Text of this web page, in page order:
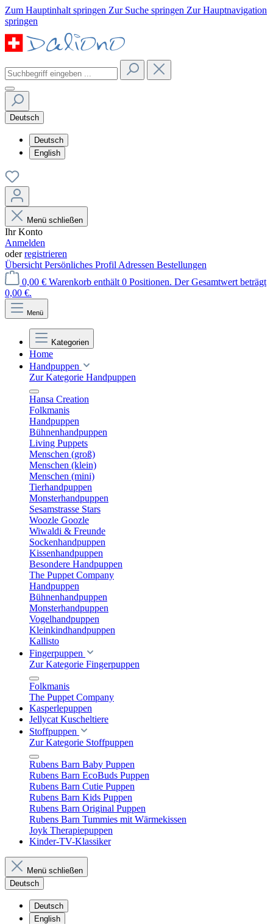
Zum Hauptinhalt springen Zur Suche springen Zur Hauptnavigation
springen
Deutsch
Deutsch
English
Menü schließen
Ihr Konto
Anmelden
oderregistrieren
Übersicht Persönliches Profil Adressen Bestellungen
0,00 € Warenkorb enthält 0 Positionen. Der Gesamtwert beträgt
0,00 €.
Menü
Kategorien
Home
Handpuppen
Zur Kategorie Handpuppen
Hansa Creation
Folkmanis
Handpuppen
Bühnenhandpuppen
Living Puppets
Menschen (groß)
Menschen (klein)
Menschen (mini)
Tierhandpuppen
Monsterhandpuppen
Sesamstrasse Stars
Woozle Goozle
Wiwaldi & Freunde
Sockenhandpuppen
Kissenhandpuppen
Besondere Handpuppen
The Puppet Company
Handpuppen
Bühnenhandpuppen
Monsterhandpuppen
Vogelhandpuppen
Kleinkindhandpuppen
Kallisto
Fingerpuppen
Zur Kategorie Fingerpuppen
Folkmanis
The Puppet Company
Kasperlepuppen
Jellycat Kuscheltiere
Stoffpuppen
Zur Kategorie Stoffpuppen
Rubens Barn Baby Puppen
Rubens Barn EcoBuds Puppen
Rubens Barn Cutie Puppen
Rubens Barn Kids Puppen
Rubens Barn Original Puppen
Rubens Barn Tummies mit Wärmekissen
Joyk Therapiepuppen
Kinder-TV-Klassiker
Menü schließen
Deutsch
Deutsch
English